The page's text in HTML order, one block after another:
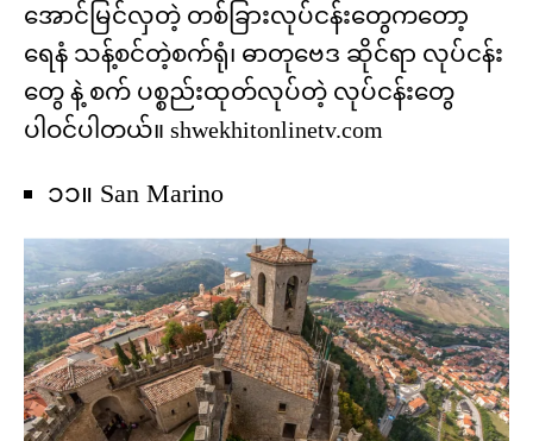
အောင်မြင်လှတဲ့ တစ်ခြားလုပ်ငန်းတွေကတော့
ရေနံ သန့်စင်တဲ့စက်ရုံ၊ ဓာတုဗေဒ ဆိုင်ရာ လုပ်ငန်း
တွေ နဲ့ စက် ပစ္စည်းထုတ်လုပ်တဲ့ လုပ်ငန်းတွေ
ပါဝင်ပါတယ်။ shwekhitonlinetv.com
၁၁။ San Marino